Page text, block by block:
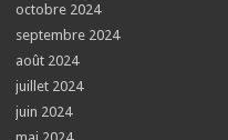
octobre 2024
septembre 2024
août 2024
juillet 2024
juin 2024